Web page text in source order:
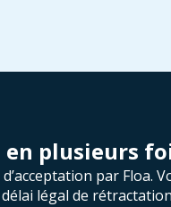
en plusieurs
par Floa.
légal de